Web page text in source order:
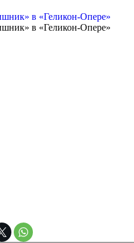
в «Геликон-Опере»
в «Геликон-Опере»